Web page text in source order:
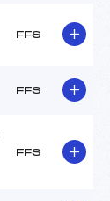
FFS
FFS
FFS